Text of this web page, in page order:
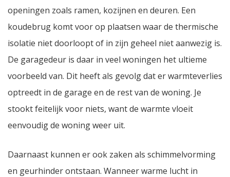
openingen zoals ramen, kozijnen en deuren. Een
koudebrug komt voor op plaatsen waar de thermische
isolatie niet doorloopt of in zijn geheel niet aanwezig is.
De garagedeur is daar in veel woningen het ultieme
voorbeeld van. Dit heeft als gevolg dat er warmteverlies
optreedt in de garage en de rest van de woning. Je
stookt feitelijk voor niets, want de warmte vloeit
eenvoudig de woning weer uit.
Daarnaast kunnen er ook zaken als schimmelvorming
en geurhinder ontstaan. Wanneer warme lucht in